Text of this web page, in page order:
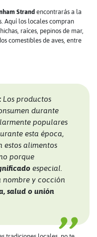
Strandencontrarás a la
Aquí los locales compran
raíces, pepinos de mar,
comestibles de aves, entre
Los productos
durante
populares
esta época,
estos alimentos
porque
especial.
nombre y cocción
salud o unión